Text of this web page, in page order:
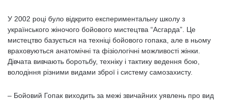
У 2002 році було відкрито експериментальну школу з
українського жіночого бойового мистецтва “Асгарда”. Це
мистецтво базується на техніці бойового гопака, але в ньому
враховуються анатомічні та фізіологічні можливості жінки.
Дівчата вивчають боротьбу, техніку і тактику ведення бою,
володіння різними видами зброї і систему самозахисту.
– Бойовий Гопак виходить за межі звичайних уявлень про вид